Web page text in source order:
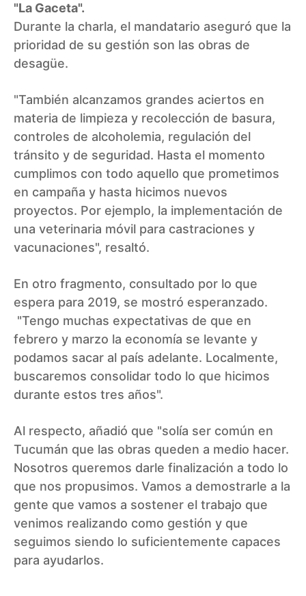
"La Gaceta".
Durante la charla, el mandatario aseguró que la
prioridad de su gestión son las obras de
desagüe.
"También alcanzamos grandes aciertos en
materia de limpieza y recolección de basura,
controles de alcoholemia, regulación del
tránsito y de seguridad. Hasta el momento
cumplimos con todo aquello que prometimos
en campaña y hasta hicimos nuevos
proyectos. Por ejemplo, la implementación de
una veterinaria móvil para castraciones y
vacunaciones", resaltó.
En otro fragmento, consultado por lo que
espera para 2019, se mostró esperanzado.
"Tengo muchas expectativas de que en
febrero y marzo la economía se levante y
podamos sacar al país adelante. Localmente,
buscaremos consolidar todo lo que hicimos
durante estos tres años".
Al respecto, añadió que "solía ser común en
Tucumán que las obras queden a medio hacer.
Nosotros queremos darle finalización a todo lo
que nos propusimos. Vamos a demostrarle a la
gente que vamos a sostener el trabajo que
venimos realizando como gestión y que
seguimos siendo lo suficientemente capaces
para ayudarlos.